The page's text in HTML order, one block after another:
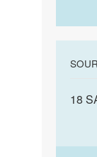
18
KADKI
18